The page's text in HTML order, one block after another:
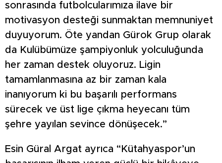
sonrasında futbolcularımıza ilave bir
motivasyon desteği sunmaktan memnuniyet
duyuyorum. Öte yandan Gürok Grup olarak
da Kulübümüze şampiyonluk yolculuğunda
her zaman destek oluyoruz. Ligin
tamamlanmasına az bir zaman kala
inanıyorum ki bu başarılı performans
sürecek ve üst lige çıkma heyecanı tüm
şehre yayılan sevince dönüşecek.”
Esin Güral Argat ayrıca “Kütahyaspor’un